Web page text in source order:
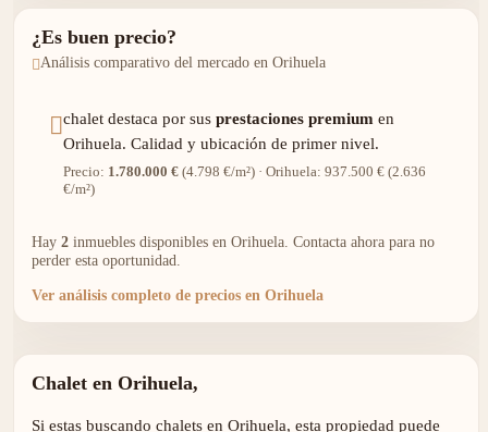
¿Es buen precio?
Análisis comparativo del mercado en Orihuela
chalet destaca por sus prestaciones premium en
Orihuela. Calidad y ubicación de primer nivel.
Precio: 1.780.000 € (4.798 €/m²) · Orihuela: 937.500 € (2.636
€/m²)
Hay 2 inmuebles disponibles en Orihuela. Contacta ahora para no
perder esta oportunidad.
Ver análisis completo de precios en Orihuela
Chalet en Orihuela,
Si estas buscando chalets en Orihuela, esta propiedad puede